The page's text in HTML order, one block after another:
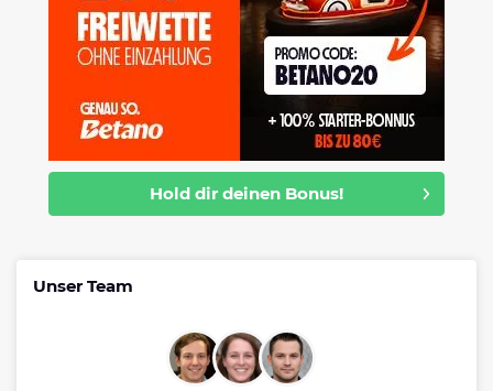
Hold dir deinen Bonus!
Unser Team